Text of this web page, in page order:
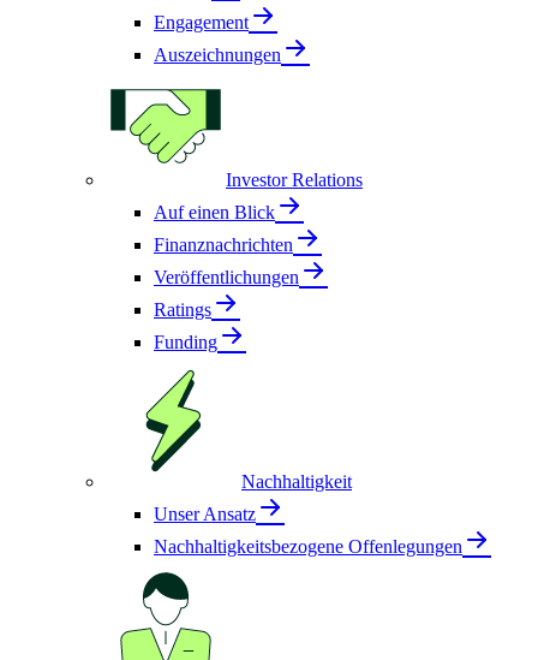
Engagement
Auszeichnungen
Investor Relations
Auf einen Blick
Finanznachrichten
Veröffentlichungen
Ratings
Funding
Nachhaltigkeit
Unser Ansatz
Nachhaltigkeitsbezogene Offenlegungen